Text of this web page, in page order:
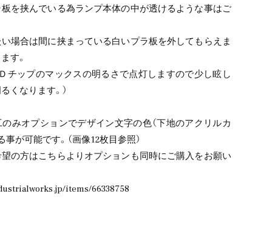
を挟んでいる為ランプ本体の中が透けるような事はご
場合は間に挟まっている白いプラ板を外してもらえま
す。
チップのマックスの明るさで点灯しますので少し眩し
くなります。）
みオプションでデザイン文字の色（下地のアクリルカ
事が可能です。（画像12枚目参照）
の方はこちらよりオプションも同時にご購入をお願い
items/66338758